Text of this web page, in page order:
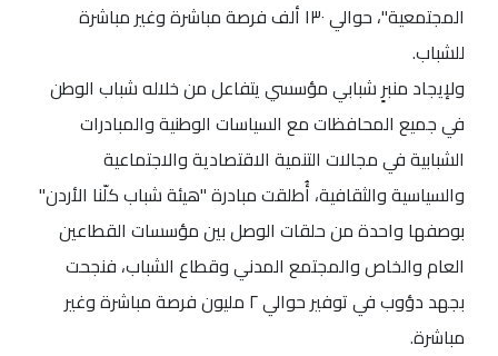
المجتمعية"، حوالي ١٣٠ ألف فرصة مباشرة وغير مباشرة
للشباب.
ولإيجاد منبرٍ شبابي مؤسسي يتفاعل من خلاله شباب الوطن
في جميع المحافظات مع السياسات الوطنية والمبادرات
الشبابية في مجالات التنمية الاقتصادية والاجتماعية
والسياسية والثقافية، أُطلقت مبادرة "هيئة شباب كلّنا الأردن"
بوصفها واحدة من حلقات الوصل بين مؤسسات القطاعين
العام والخاص والمجتمع المدني وقطاع الشباب، فنجحت
بجهد دؤوب في توفير حوالي ٢ مليون فرصة مباشرة وغير
مباشرة.